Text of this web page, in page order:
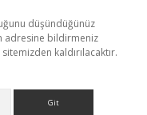
düşündüğünüz
adresine bildirmeniz
kaldırılacaktır.